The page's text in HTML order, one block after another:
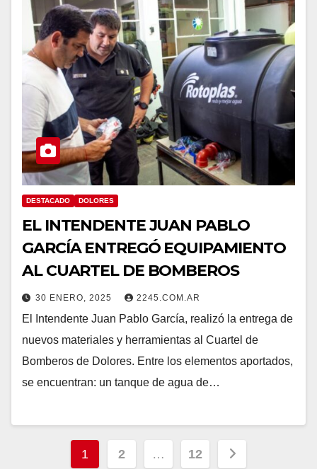
DESTACADO DOLORES
EL INTENDENTE JUAN PABLO
GARCÍA ENTREGÓ EQUIPAMIENTO
AL CUARTEL DE BOMBEROS
30 ENERO, 2025 2245.COM.AR
El Intendente Juan Pablo García, realizó la entrega de
nuevos materiales y herramientas al Cuartel de
Bomberos de Dolores. Entre los elementos aportados,
se encuentran: un tanque de agua de…
Paginación
1 2 … 12